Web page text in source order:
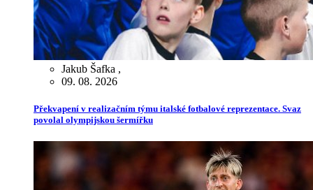
Jakub Šafka ,
09. 08. 2026
Překvapení v realizačním týmu italské fotbalové reprezentace. Svaz
povolal olympijskou šermířku